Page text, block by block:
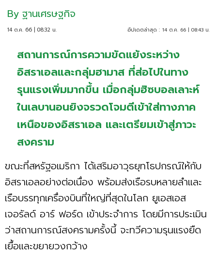
By ฐานเศรษฐกิจ
14 ต.ค. 66 | 08:32 น. อัปเดตล่าสุด : 14 ต.ค. 66 | 08:43 น.
สถานการณ์การความขัดแย้งระหว่าง
อิสราเอลและกลุ่มฮามาส ที่ส่อไปในทาง
รุนแรงเพิ่มมากขึ้น เมื่อกลุ่มฮิซบอลเลาะห์
ในเลบานอนยิงจรวดโจมตีเข้าใส่ทางภาค
เหนือของอิสราเอล และเตรียมเข้าสู่ภาวะ
สงคราม
ขณะที่สหรัฐอเมริกา ได้เสริมอาวุธยุทโธปกรณ์ให้กับ
อิสราเอลอย่างต่อเนื่อง พร้อมส่งเรือรบหลายลำและ
เรือบรรทุกเครื่องบินที่ใหญ่ที่สุดในโลก ยูเอสเอส
เจอรัลด์ อาร์ ฟอร์ด เข้าประจำการ โดยมีการประเมิน
ว่าสถานการณ์สงครามครั้งนี้ จะทวีความรุนแรงยืด
เยื้อและขยายวงกว้าง